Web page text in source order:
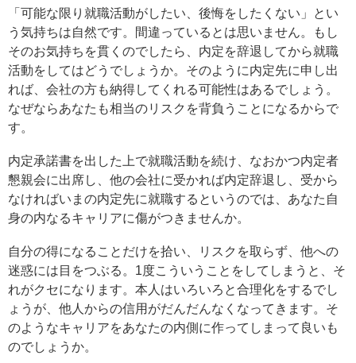
「可能な限り就職活動がしたい、後悔をしたくない」とい
う気持ちは自然です。間違っているとは思いません。もし
そのお気持ちを貫くのでしたら、内定を辞退してから就職
活動をしてはどうでしょうか。そのように内定先に申し出
れば、会社の方も納得してくれる可能性はあるでしょう。
なぜならあなたも相当のリスクを背負うことになるからで
す。
内定承諾書を出した上で就職活動を続け、なおかつ内定者
懇親会に出席し、他の会社に受かれば内定辞退し、受から
なければいまの内定先に就職するというのでは、あなた自
身の内なるキャリアに傷がつきませんか。
自分の得になることだけを拾い、リスクを取らず、他への
迷惑には目をつぶる。1度こういうことをしてしまうと、そ
れがクセになります。本人はいろいろと合理化をするでし
ょうが、他人からの信用がだんだんなくなってきます。そ
のようなキャリアをあなたの内側に作ってしまって良いも
のでしょうか。